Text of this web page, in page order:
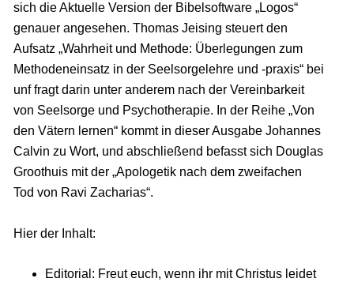
sich die Aktuelle Version der Bibelsoftware „Logos“
genauer angesehen. Thomas Jeising steuert den
Aufsatz „Wahrheit und Methode: Überlegungen zum
Methodeneinsatz in der Seelsorgelehre und -praxis“ bei
unf fragt darin unter anderem nach der Vereinbarkeit
von Seelsorge und Psychotherapie. In der Reihe „Von
den Vätern lernen“ kommt in dieser Ausgabe Johannes
Calvin zu Wort, und abschließend befasst sich Douglas
Groothuis mit der „Apologetik nach dem zweifachen
Tod von Ravi Zacharias“.
Hier der Inhalt:
Editorial: Freut euch, wenn ihr mit Christus leidet